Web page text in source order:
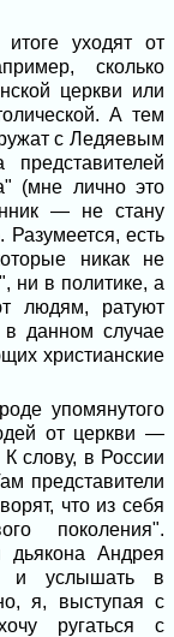
уходят от
сколько
церкви или
А тем
с Ледяевым
(мне лично это
— не стану
Разумеется, есть
никак не
ни в политике, а
людям, ратуют
данном случае
христианские
упомянутого
от церкви —
слову, в России
представители
что из себя
поколения".
дьякона Андрея
и услышать в
я, выступая с
ругаться с